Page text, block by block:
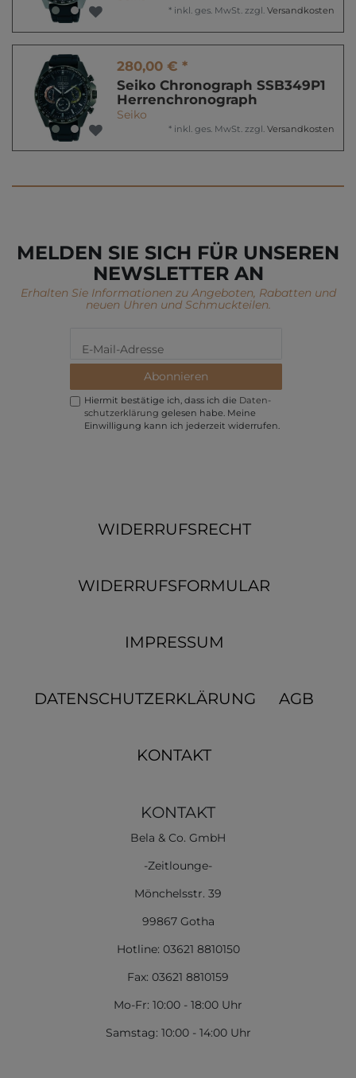
* inkl. ges. MwSt. zzgl. Versandkosten
280,00 € *
Seiko Chronograph SSB349P1
Herrenchronograph
Seiko
* inkl. ges. MwSt. zzgl. Versandkosten
MELDEN SIE SICH FÜR UNSEREN
NEWSLETTER AN
Erhalten Sie Informationen zu Angeboten, Rabatten und
neuen Uhren und Schmuckteilen.
Abonnieren
Hiermit bestätige ich, dass ich die Daten­
schutz­erklärung gelesen habe. Meine
Einwilligung kann ich jederzeit widerrufen.
WIDERRUFSRECHT
WIDERRUFSFORMULAR
IMPRESSUM
DATENSCHUTZERKLÄRUNG AGB
KONTAKT
KONTAKT
Bela & Co. GmbH
-Zeitlounge-
Mönchelsstr. 39
99867 Gotha
Hotline: 03621 8810150
Fax: 03621 8810159
Mo-Fr: 10:00 - 18:00 Uhr
Samstag: 10:00 - 14:00 Uhr